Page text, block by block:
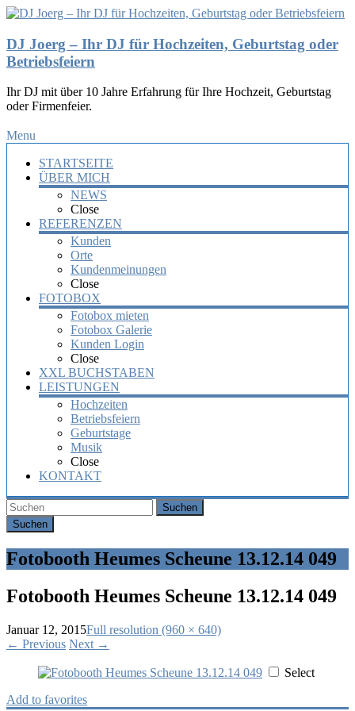
DJ Joerg – Ihr DJ für Hochzeiten, Geburtstag oder
Betriebsfeiern
Ihr DJ mit über 10 Jahre Erfahrung für Ihre Hochzeit, Geburtstag
oder Firmenfeier.
Menu
STARTSEITE
ÜBER MICH
NEWS
Close
REFERENZEN
Kunden
Orte
Kundenmeinungen
Close
FOTOBOX
Fotobox mieten
Fotobox Galerie
Kunden Login
Close
XXL BUCHSTABEN
LEISTUNGEN
Hochzeiten
Betriebsfeiern
Geburtstage
Musik
Close
KONTAKT
Suchen
Fotobooth Heumes Scheune 13.12.14 049
Fotobooth Heumes Scheune 13.12.14 049
Januar 12, 2015Full resolution (960 × 640)
← Previous Next →
Select
Add to favorites